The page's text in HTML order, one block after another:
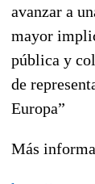
avanzar a
mayor
pública y
de
Europa”
Más